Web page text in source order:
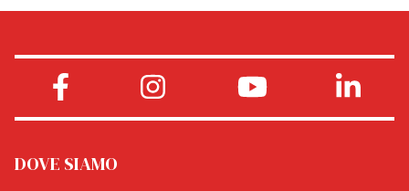
DOVE SIAMO